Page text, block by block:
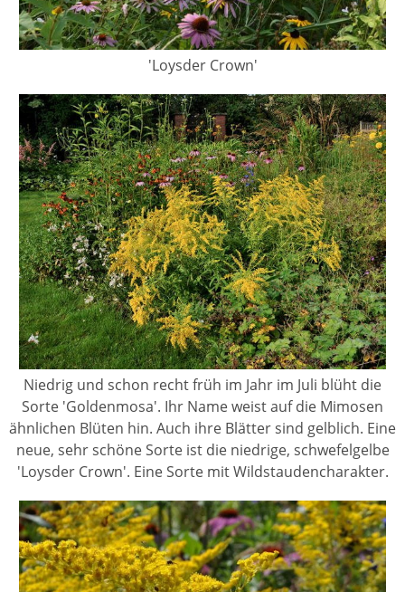
'Loysder Crown'
Niedrig und schon recht früh im Jahr im Juli blüht die
Sorte 'Goldenmosa'. Ihr Name weist auf die Mimosen
ähnlichen Blüten hin. Auch ihre Blätter sind gelblich. Eine
neue, sehr schöne Sorte ist die niedrige, schwefelgelbe
'Loysder Crown'. Eine Sorte mit Wildstaudencharakter.